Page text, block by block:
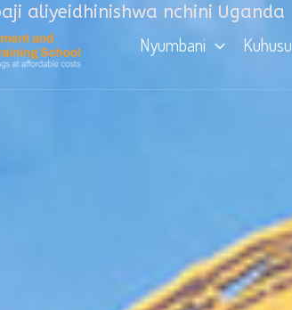
Nyumbani Kuhusu
aliyeidhinishwa nchini Uganda